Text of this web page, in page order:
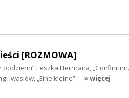
[ROZMOWA]
podziemi” Leszka Hermana,
Iwasiów, „Eine kleine”… » więcej